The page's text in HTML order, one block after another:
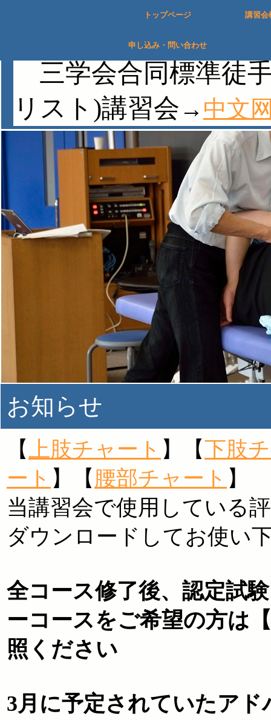
トップページ 講習会
申し込み・問い合わせ
三学会合同標準徒
リスト)講習会 → 中文
お知らせ
【上肢チャート 】【下肢
ート 】【 腰部チャート 】
当講習会で使用している
ダウンロードしてお使い
全コース修了後、認定試
ーコースをご希望の方は【
照ください
3月に予定されていたア